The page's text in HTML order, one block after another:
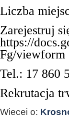
Liczba
Zarejestruj
https://
Fg/viewform
Tel.: 17 860
Rekrutacja
Więcej o: